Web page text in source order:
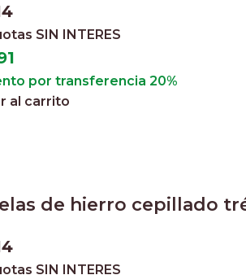
SIN INTERES
por transferencia 20%
al carrito
de hierro cepillado
SIN INTERES